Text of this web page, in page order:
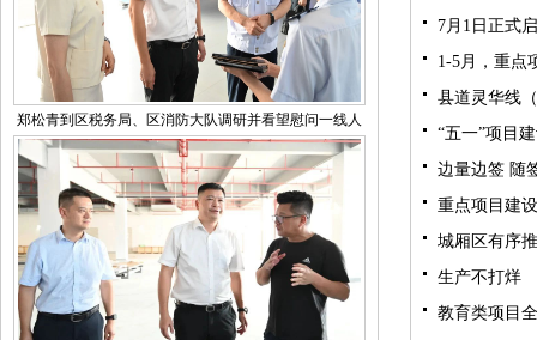
郑松青到区税务局、区消防大队调研并看望慰问一线人
员
7月1日正式
1-5月，重点
县道灵华线
“五一”项目
边量边签 随
重点项目建
城厢区有序
生产不打烊
教育类项目